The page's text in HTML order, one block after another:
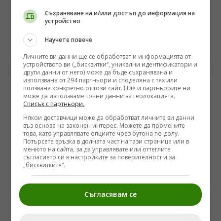
сянката на самолетоносача „Шарл дьо Гол“
/Поглед.инфо/ Влошаването на сигурността в
Черноморския басейн продължава да поставя
военно участие в региона. Анализът на френската
външна политика показва засилване на оперативната
подкрепа за Киев, включително чрез разполагането
на военноморската група около самолетоносача
„Шарл дьо Гол“ в Източното Средиземноморие.
Инцидентите с безпилотни катери край Кримския
полуостров и поречието на Черно море разкриват
нови измерения на логистичната и разузнавателната
координираност между западните среди и
украинските въоръжени сили, като същевременно
поставят под съмнение ефективността на подобни
тактически действия.
08.08.2026 17:00
СВЯТ
Съхраняване на и/или достъп до информация на
устройство
Научете повече
Личните ви данни ще се обработват и информацията от
устройството ви („бисквитки“, уникални идентификатори и
други данни от него) може да бъде съхранявана и
използвана от 294 партньори и споделяна с тях или
ползвана конкретно от този сайт. Ние и партньорите ни
може да използваме точни данни за геолокацията.
Списък с партньори.
Някои доставчици може да обработват личните ви данни
въз основа на законен интерес. Можете да промените
това, като управлявате опциите чрез бутона по-долу.
Потърсете връзка в долната част на тази страница или в
менюто на сайта, за да управлявате или оттеглите
съгласието си в настройките за поверителност и за
„бисквитките“.
Съгласявам се